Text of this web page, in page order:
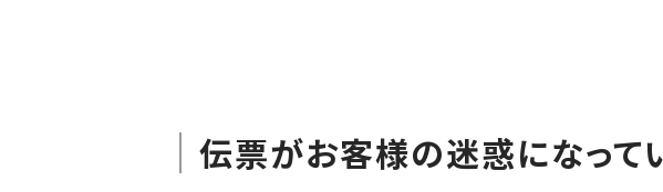
伝票がお客様の迷惑になって